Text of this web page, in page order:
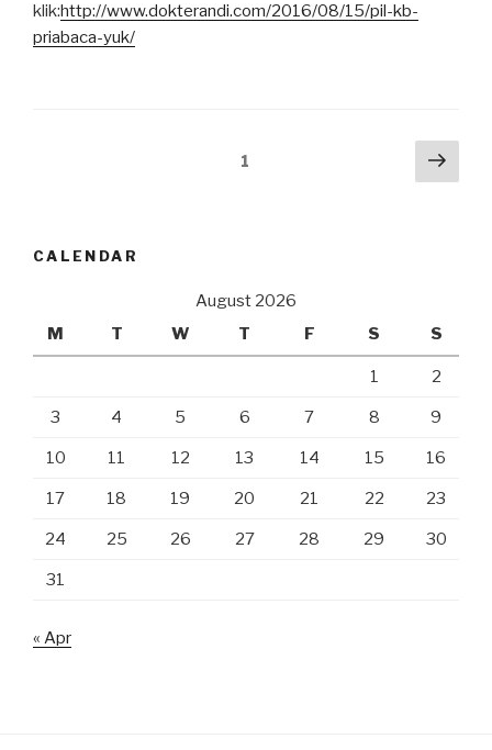
klik:http://www.dokterandi.com/2016/08/15/pil-kb-
priabaca-yuk/
1
Next
CALENDAR
August 2026
M
T W T F S S
1 2
3 4 5 6 7 8 9
10 11 12 13 14 15 16
17 18 19 20 21 22 23
24 25 26 27 28 29 30
31
« Apr